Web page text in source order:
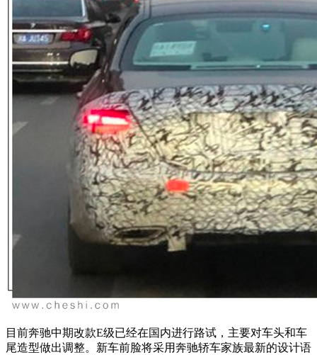
目前奔驰中期改款E级已经在国内进行路试，主要对车头和车
尾造型做出调整。新车前脸将采用奔驰轿车家族最新的设计语